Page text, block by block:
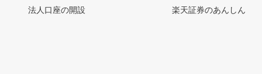
法人口座の開設
楽天証券のあんしん